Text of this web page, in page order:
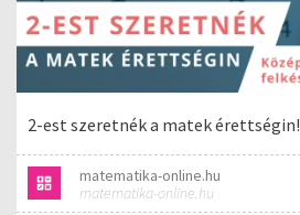
2-est szeretnék a matek érettségin!
matematika-online.hu
matematika-online.hu